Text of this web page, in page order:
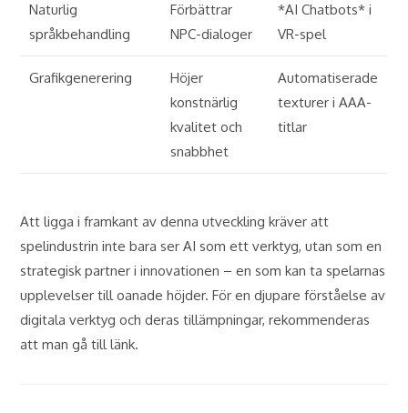
Naturlig
språkbehandling
Förbättrar
NPC-dialoger
*AI Chatbots* i
VR-spel
Grafikgenerering
Höjer
konstnärlig
kvalitet och
snabbhet
Automatiserade
texturer i AAA-
titlar
Att ligga i framkant av denna utveckling kräver att
spelindustrin inte bara ser AI som ett verktyg, utan som en
strategisk partner i innovationen – en som kan ta spelarnas
upplevelser till oanade höjder. För en djupare förståelse av
digitala verktyg och deras tillämpningar, rekommenderas
att man gå till länk.